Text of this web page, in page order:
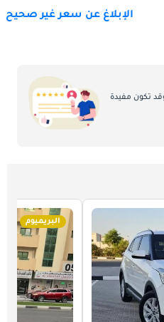
الإبلاغ عن سعر غير صحيح
تكون مفيدة
البريميوم